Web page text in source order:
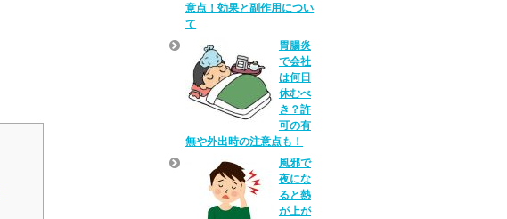
意点！効果と副作用につい
て
胃腸炎
で会社
は何日
休むべ
き？許
可の有
無や外出時の注意点も！
風邪で
夜にな
ると熱
が上が